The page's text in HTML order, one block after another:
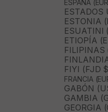
ESPAÑA
ESTADOS
ESTONIA
ESUATINI
ETIOPÍA
FILIPINAS
FIYI (FJD
FRANCIA
GABÓN
GAMBIA
GEORGIA